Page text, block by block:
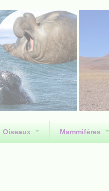
Oiseaux Mammifères